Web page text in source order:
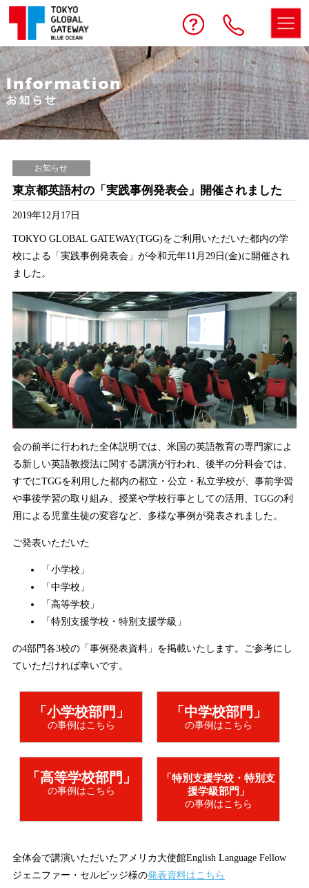
お問い合わせ電話
お知らせ
東京都英語村の「実践事例発表会」開催されました
2019年12月17日
TOKYO GLOBAL GATEWAY(TGG)をご利用いただいた都内の学
校による「実践事例発表会」が令和元年11月29日(金)に開催され
ました。
会の前半に行われた全体説明では、米国の英語教育の専門家によ
る新しい英語教授法に関する講演が行われ、後半の分科会では、
すでにTGGを利用した都内の都立・公立・私立学校が、事前学習
や事後学習の取り組み、授業や学校行事としての活用、TGGの利
用による児童生徒の変容など、多様な事例が発表されました。
ご発表いただいた
「小学校」
「中学校」
「高等学校」
「特別支援学校・特別支援学級」
の4部門各3校の「事例発表資料」を掲載いたします。ご参考にし
ていただければ幸いです。
「小学校部門」
の事例はこちら
「中学校部門」
の事例はこちら
「高等学校部門」
の事例はこちら
「特別支援学校・特別支
援学級部門」
の事例はこちら
全体会で講演いただいたアメリカ大使館English Language Fellow
ジェニファー・セルビッジ様の発表資料はこちら